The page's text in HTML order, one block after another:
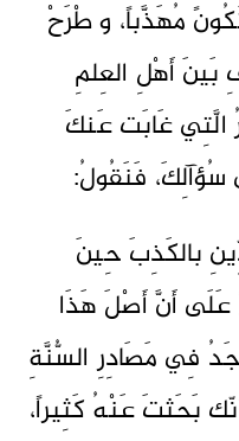
مُهَذَّباً، وٱطْرَحْ
بَينَ أَهْلِ العِلمِ
غَابَت عَنكَ
سُؤآلِكَ، فَنَقُولُ:
بالكَذِبَ حِينَ
عَلَى أَنَّ أَصْلَ هَذَا
فِي مَصَادِرِ السُّنَّةِ
بَحَثتَ عَنْهُ كَثِيراً،